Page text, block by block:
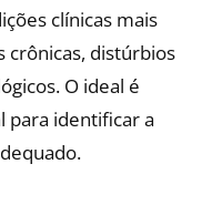
clínicas mais
crônicas, distúrbios
O ideal é
para identificar a